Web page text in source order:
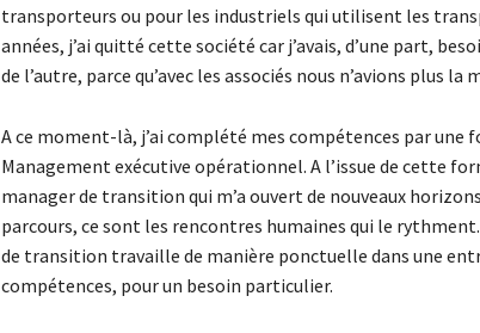
transporteurs ou pour les industriels qui utilisent les
années, j’ai quitté cette société car j’avais, d’une part,
de l’autre, parce qu’avec les associés nous n’avions plus la
A ce moment-là, j’ai complété mes compétences par une
Management exécutive opérationnel. A l’issue de cette
manager de transition qui m’a ouvert de nouveaux
parcours, ce sont les rencontres humaines qui le
de transition travaille de manière ponctuelle dans une
compétences, pour un besoin particulier.